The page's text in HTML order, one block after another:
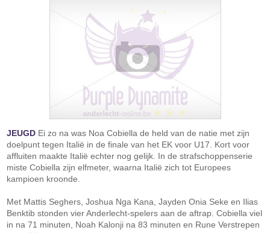
JEUGD Ei zo na was Noa Cobiella de held van de natie met zijn
doelpunt tegen Italië in de finale van het EK voor U17. Kort voor
affluiten maakte Italië echter nog gelijk. In de strafschoppenserie
miste Cobiella zijn elfmeter, waarna Italië zich tot Europees
kampioen kroonde.
Met Mattis Seghers, Joshua Nga Kana, Jayden Onia Seke en Ilias
Benktib stonden vier Anderlecht-spelers aan de aftrap. Cobiella viel
in na 71 minuten, Noah Kalonji na 83 minuten en Rune Verstrepen